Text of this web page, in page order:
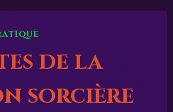
de la
sorcière